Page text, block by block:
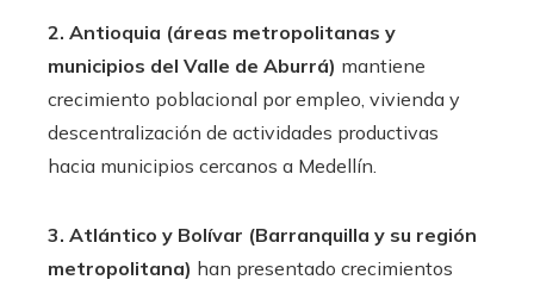
2. Antioquia (áreas metropolitanas y
municipios del Valle de Aburrá) mantiene
crecimiento poblacional por empleo, vivienda y
descentralización de actividades productivas
hacia municipios cercanos a Medellín.
3. Atlántico y Bolívar (Barranquilla y su región
metropolitana) han presentado crecimientos